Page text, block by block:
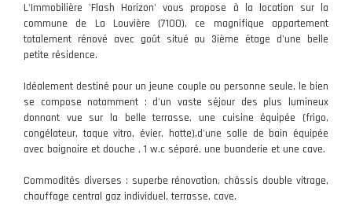
L'Immobilière 'Flash Horizon' vous propose à la location sur la
commune de La Louvière (7100), ce magnifique appartement
totalement rénové avec goût situé au 3ième étage d'une belle
petite résidence.
Idéalement destiné pour un jeune couple ou personne seule, le bien
se compose notamment : d'un vaste séjour des plus lumineux
donnant vue sur la belle terrasse, une cuisine équipée (frigo,
congélateur, taque vitro, évier, hotte),d'une salle de bain équipée
avec baignoire et douche , 1 w.c séparé, une buanderie et une cave.
Commodités diverses : superbe rénovation, châssis double vitrage,
chauffage central gaz individuel, terrasse, cave.